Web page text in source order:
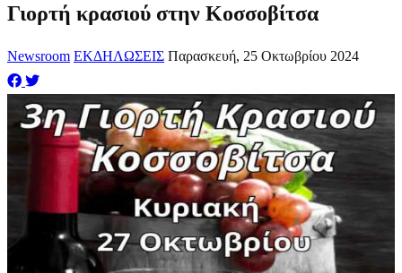
Γιορτή κρασιού στην Κοσσοβίτσα
Newsroom ΕΚΔΗΛΩΣΕΙΣ Παρασκευή, 25 Οκτωβρίου 2024